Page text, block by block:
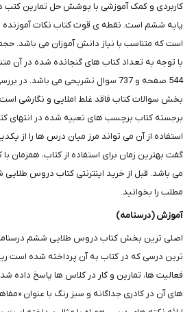
کاربردی و کمک آموزشی با پوشش حل تمارین کتب
پایه ششم است. نقطه ی قوت کتاب نکات آموزنده
است که متناسب با نیاز دانش آموزان می باشد. حجم
با توجه به تعداد کتاب های گنجانده شده در آن
544 صفحه و 737 سوال تشریحی می باشد.
بخش سوالات کتاب فاقد غلط املایی و نگارشی
برجسته کتاب برچسب های تعبیه شده در انتهای
استفاده از آن می تواند مرز میان درس ها را از
گفت بهترین زمان برای استفاده از کتاب،
می باشد. قبل از خرید اینترنتی کتاب دروس طلایی
مطلب را بخوانید.
آموزش (درسنامه)
اصلی ترین بخش کتاب دروس طلایی ششم
ترین درسی که در کتاب به آن پرداخته شده است
فعالیت ها، تمارین و کار در کلاس ها پاسخ
های آن در کادری جداگانه و سبز رنگ با عنوان